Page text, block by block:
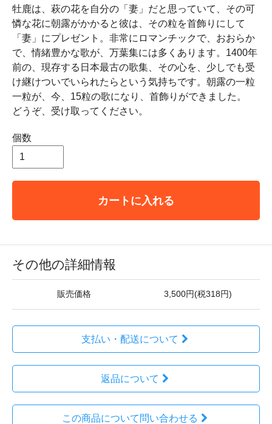
牡鹿は、萩の花を自分の「妻」だと思っていて、その可
憐な花に朝露がかかると彼は、その粒を首飾りにして
「妻」にプレゼント。非常にロマンチックで、おおらか
で、情緒豊かな歌が、万葉集には多くあります。1400年
前の、現存する日本最古の歌集、その心を、少しでも受
け継けついでいられたらという気持ちです。朝露の一粒
一粒が、今、15粒の歌になり、首飾りができました。
どうぞ、受け取ってください。
個数
カートに入れる
その他の詳細情報
販売価格 3,500円(税318円)
支払い・配送について
返品について
この商品について問い合わせる